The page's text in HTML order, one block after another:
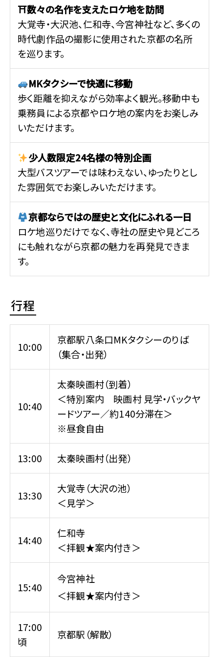
⛩数々の名作を支えたロケ地を訪問
大覚寺・大沢池、仁和寺、今宮神社など、多くの
時代劇作品の撮影に使用された京都の名所
を巡ります。
MKタクシーで快適に移動
歩く距離を抑えながら効率よく観光。移動中も
乗務員による京都やロケ地の案内をお楽しみ
いただけます。
少人数限定24名様の特別企画
大型バスツアーでは味わえない、ゆったりとし
た雰囲気でお楽しみいただけます。
京都ならではの歴史と文化にふれる一日
ロケ地巡りだけでなく、寺社の歴史や見どころ
にも触れながら京都の魅力を再発見できま
す。
行程
10:00
京都駅八条口MKタクシーのりば
（集合・出発）
10:40
太秦映画村（到着）
＜特別案内 映画村 見学・バックヤ
ードツアー／約140分滞在＞
※昼食自由
13:00 太秦映画村（出発）
13:30
大覚寺（大沢の池）
＜見学＞
14:40
仁和寺
＜拝観★案内付き＞
15:40
今宮神社
＜拝観★案内付き＞
17:00
頃
京都駅（解散）